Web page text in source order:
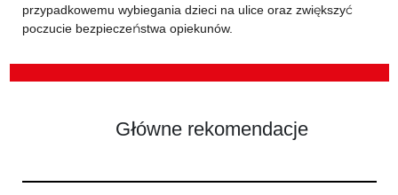
przypadkowemu wybiegania dzieci na ulice oraz zwiększyć
poczucie bezpieczeństwa opiekunów.
Główne rekomendacje